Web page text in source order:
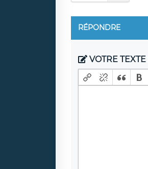
RÉPONDRE
VOTRE TEXTE